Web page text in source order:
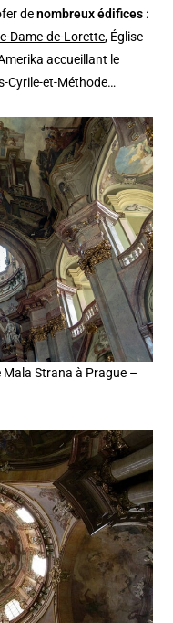
denombreux édifices :
Dame-de-Lorette, Église
accueillant le
Cyrile-et-Méthode…
Mala Strana à Prague –